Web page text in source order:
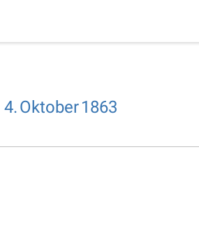
4.Oktober1863